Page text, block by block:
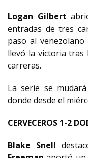
Logan Gilbert
entradas de tres
paso al venezolano
llevó la victoria
carreras.
La serie se
donde desde el
CERVECEROS 1-2
Blake Snell